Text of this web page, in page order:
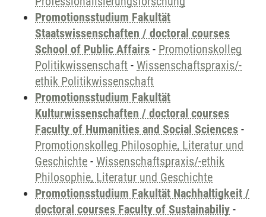
Promotionsstudium Fakultät
Staatswissenschaften / doctoral courses
School of Public Affairs - Promotionskolleg
Politikwissenschaft - Wissenschaftspraxis/-
ethik Politikwissenschaft
Promotionsstudium Fakultät
Kulturwissenschaften / doctoral courses
Faculty of Humanities and Social Sciences -
Promotionskolleg Philosophie, Literatur und
Geschichte - Wissenschaftspraxis/-ethik
Philosophie, Literatur und Geschichte
Promotionsstudium Fakultät Nachhaltigkeit /
doctoral courses Faculty of Sustainabiliy -